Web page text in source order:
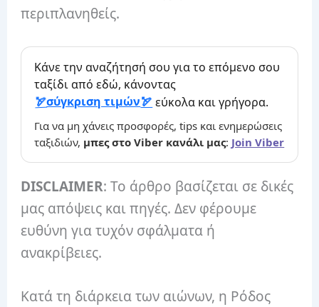
περιπλανηθείς.
Κάνε την αναζήτησή σου για το επόμενο σου
ταξίδι από εδώ, κάνοντας
σύγκριση τιμών
εύκολα και γρήγορα.
Για να μη χάνεις προσφορές, tips και ενημερώσεις
ταξιδιών, μπες στο Viber κανάλι μας: Join Viber
DISCLAIMER: Το άρθρο βασίζεται σε δικές
μας απόψεις και πηγές. Δεν φέρουμε
ευθύνη για τυχόν σφάλματα ή
ανακρίβειες.
Κατά τη διάρκεια των αιώνων, η Ρόδος